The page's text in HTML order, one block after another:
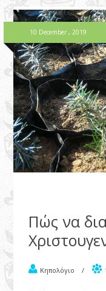
10 December , 2019
Πώς να
Κηπολόγιο /